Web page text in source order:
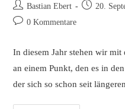
Beitrags-
Autor:
Bastian Ebert
Beitrag
20.
Beitrags-0 Kommentare
In diesem Jahr stehen wir mit
an einem Punkt, den es in
der sich so schon seit